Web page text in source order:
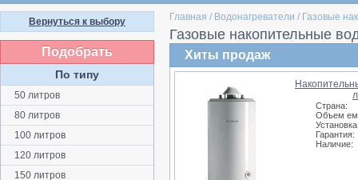
Главная / Водонагреватели / Газовые
Газовые накопительные
Хиты продаж
Страна:
Объем
Гарантия:
Наличие:
Вернуться к выбору
Подобрать
По типу
50 литров
80 литров
100 литров
120 литров
150 литров